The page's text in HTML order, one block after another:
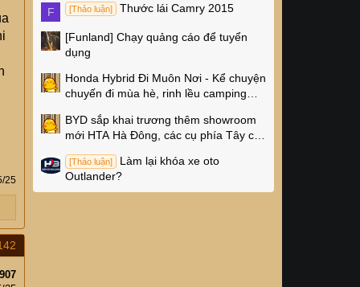
25
F
[Thảo luận] Thước lái Camry 2015
[Funland] Chạy quảng cáo để tuyển
dụng
Honda Hybrid Đi Muôn Nơi - Kể chuyện
chuyến đi mùa hè, rinh lều camping
BYD sắp khai trương thêm showroom
mới HTA Hà Đông, các cụ phía Tây có
[Thảo luận]
Làm lại khóa xe oto
Outlander?